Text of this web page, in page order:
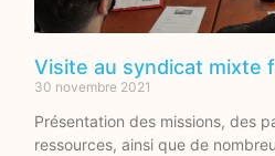
Visite au syndicat mixte
30 novembre 2021
Présentation des missions, des
ressources, ainsi que de